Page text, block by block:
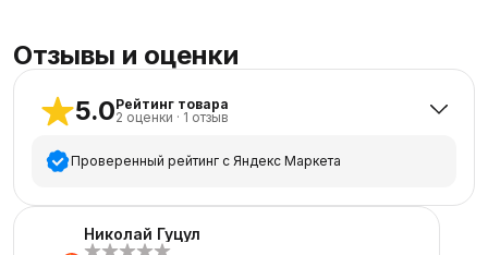
Отзывы и оценки
5.0Рейтинг товара
2 оценки · 1 отзыв
Проверенный рейтинг с Яндекс Маркета
5 звёзд
2
звездыНиколай Гуцул